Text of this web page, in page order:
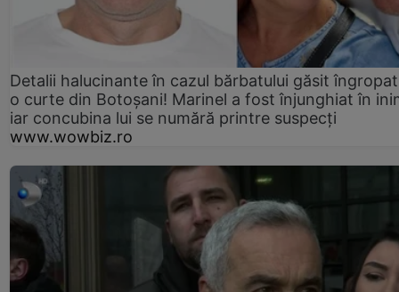
Detalii halucinante în cazul bărbatului găsit
o curte din Botoșani! Marinel a fost înjunghiat în
iar concubina lui se numără printre suspecți
www.wowbiz.ro